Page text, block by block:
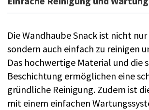
Die Wandhaube Snack ist nicht
sondern auch einfach zu reinigen
Das hochwertige Material und die
Beschichtung ermöglichen eine
gründliche Reinigung. Zudem ist
mit einem einfachen